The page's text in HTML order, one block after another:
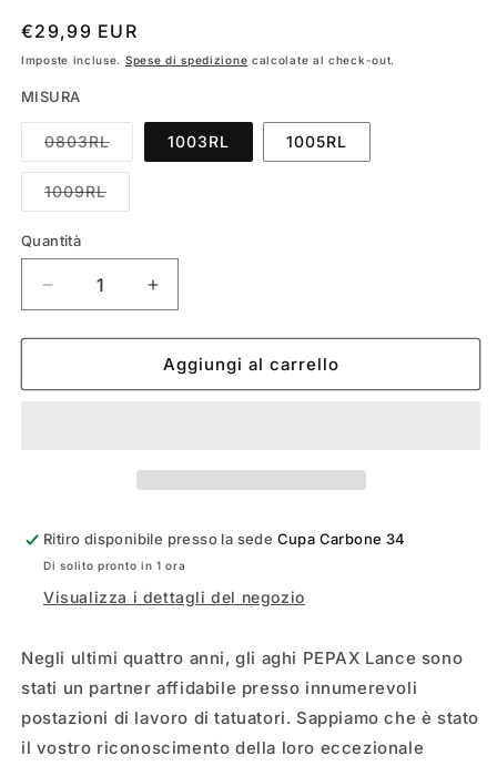
Prezzo
di
€29,99 EUR
Imposte incluse. Spese di spedizione calcolate al check-out.
MISURA
0803RLVariante
esaurita
o
1003RL 1005RL
1009RLVariante
Quantità
Diminuisci
quantità
per
ULTRAL
Aumenta
quantità
per
PEPAX
ULTRAL
Aggiungi al carrello
Ritiro disponibile presso la sede Cupa Carbone 34
Di solito pronto in 1 ora
Visualizza i dettagli del negozio
Negli ultimi quattro anni, gli aghi PEPAX Lance sono
stati un partner affidabile presso innumerevoli
postazioni di lavoro di tatuatori. Sappiamo che è stato
il vostro riconoscimento della loro eccezionale